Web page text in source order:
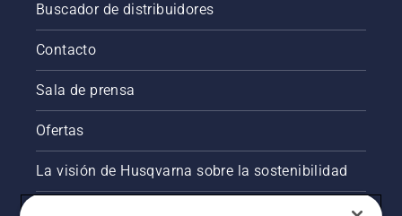
Buscador de distribuidores
Contacto
Sala de prensa
Ofertas
La visión de Husqvarna sobre la sostenibilidad